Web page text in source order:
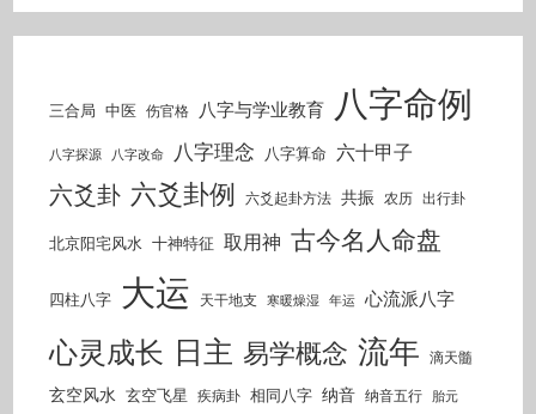
三合局 中医 伤官格 八字与学业教育 八字命例
八字探源 八字改命 八字理念 八字算命 六十甲子
六爻卦 六爻卦例 六爻起卦方法 共振 农历 出行卦
北京阳宅风水 十神特征 取用神 古今名人命盘
四柱八字 大运 天干地支 寒暖燥湿 年运 心流派八字
心灵成长 日主 易学概念 流年 滴天髓
玄空风水 玄空飞星 疾病卦 相同八字 纳音 纳音五行 胎元